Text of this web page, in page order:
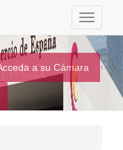
Toggle
a su Cámara